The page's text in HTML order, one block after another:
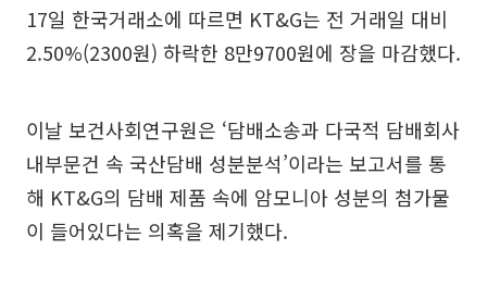
17일 한국거래소에 따르면 KT&G는 전 거래일 대비
2.50%(2300원) 하락한 8만9700원에 장을 마감했다.
이날 보건사회연구원은 ‘담배소송과 다국적 담배회사
내부문건 속 국산담배 성분분석’이라는 보고서를 통
해 KT&G의 담배 제품 속에 암모니아 성분의 첨가물
이 들어있다는 의혹을 제기했다.